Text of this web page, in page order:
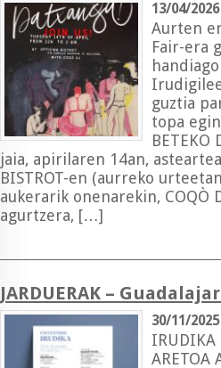
13/04/2026
Aurten
Fair-era
guztia
topa
BETEKO
jaia, apirilaren 14an,
BISTROT-en (aurreko
aukerarik onenarekin, COQÒ
agurtzera, […]
JARDUERAK –
30/11/2025
IRUDIKA
ARETOA